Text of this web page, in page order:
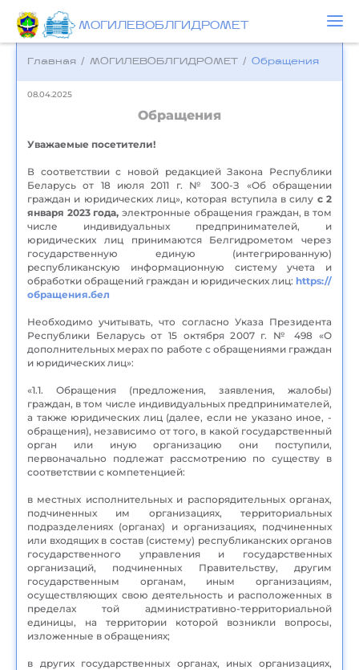
МОГИЛЕВОБЛГИДРОМЕТ
Главная / МОГИЛЕВОБЛГИДРОМЕТ / Обращения
08.04.2025
Обращения
Уважаемые посетители!
В соответствии с новой редакцией Закона Республики
Беларусь от 18 июля 2011 г. № 300-З «Об обращении
граждан и юридических лиц», которая вступила в силу с 2
января 2023 года, электронные обращения граждан, в том
числе индивидуальных предпринимателей, и
юридических лиц принимаются Белгидрометом через
государственную единую (интегрированную)
республиканскую информационную систему учета и
обработки обращений граждан и юридических лиц: https://
обращения.бел
Необходимо учитывать, что согласно Указа Президента
Республики Беларусь от 15 октября 2007 г. № 498 «О
дополнительных мерах по работе с обращениями граждан
и юридических лиц»:
«1.1. Обращения (предложения, заявления, жалобы)
граждан, в том числе индивидуальных предпринимателей,
а также юридических лиц (далее, если не указано иное, -
обращения), независимо от того, в какой государственный
орган или иную организацию они поступили,
первоначально подлежат рассмотрению по существу в
соответствии с компетенцией:
в местных исполнительных и распорядительных органах,
подчиненных им организациях, территориальных
подразделениях (органах) и организациях, подчиненных
или входящих в состав (систему) республиканских органов
государственного управления и государственных
организаций, подчиненных Правительству, другим
государственным органам, иным организациям,
осуществляющих свою деятельность и расположенных в
пределах той административно-территориальной
единицы, на территории которой возникли вопросы,
изложенные в обращениях;
в других государственных органах, иных организациях,